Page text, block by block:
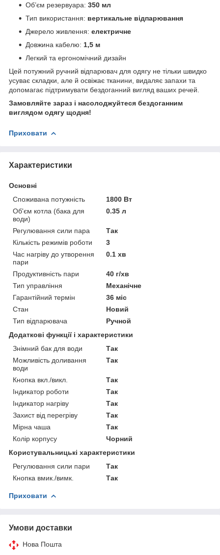
Об’єм резервуара: 350 мл
Тип використання: вертикальне відпарювання
Джерело живлення: електричне
Довжина кабелю: 1,5 м
Легкий та ергономічний дизайн
Цей потужний ручний відпарювач для одягу не тільки швидко
усуває складки, але й освіжає тканини, видаляє запахи та
допомагає підтримувати бездоганний вигляд ваших речей.
Замовляйте зараз і насолоджуйтеся бездоганним
виглядом одягу щодня!
Приховати
Характеристики
Основні
Споживана потужність
1800 Вт
Об'єм котла (бака для
води)
0.35 л
Регулювання сили пара
Так
Кількість режимів роботи
3
Час нагріву до утворення
пари
0.1 хв
Продуктивність пари
40 г/хв
Тип управління
Механічне
Гарантійний термін
36 міс
Стан
Новий
Тип відпарювача
Ручной
Додаткові функції і характеристики
Знімний бак для води
Так
Можливість доливання
води
Так
Кнопка вкл./викл.
Так
Індикатор роботи
Так
Індикатор нагріву
Так
Захист від перегріву
Так
Мірна чаша
Так
Колір корпусу
Чорний
Користувальницькі характеристики
Регулювання сили пари
Так
Кнопка вмик./вимк.
Так
Приховати
Умови доставки
Нова Пошта